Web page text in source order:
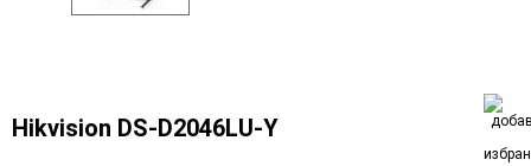
Hikvision DS-D2046LU-Y